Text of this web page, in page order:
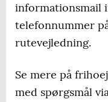
informationsmail
telefonnummer
rutevejledning.
Se mere på
med spørgsmål